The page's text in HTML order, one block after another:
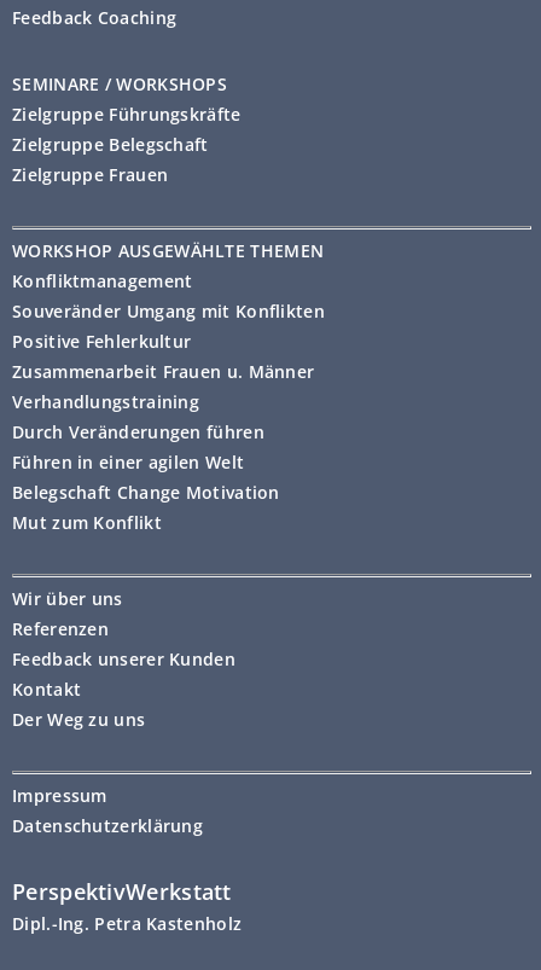
Feedback Coaching
SEMINARE / WORKSHOPS
Zielgruppe Führungskräfte
Zielgruppe Belegschaft
Zielgruppe Frauen
WORKSHOP AUSGEWÄHLTE THEMEN
Konfliktmanagement
Souveränder Umgang mit Konflikten
Positive Fehlerkultur
Zusammenarbeit Frauen u. Männer
Verhandlungstraining
Durch Veränderungen führen
Führen in einer agilen Welt
Belegschaft Change Motivation
Mut zum Konflikt
Wir über uns
Referenzen
Feedback unserer Kunden
Kontakt
Der Weg zu uns
Impressum
Datenschutzerklärung
PerspektivWerkstatt
Dipl.-Ing. Petra Kastenholz